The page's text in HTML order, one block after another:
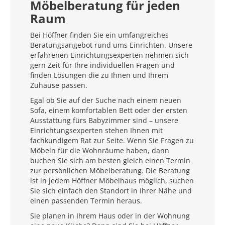
Möbelberatung für jeden
Raum
Bei Höffner finden Sie ein umfangreiches
Beratungsangebot rund ums Einrichten. Unsere
erfahrenen Einrichtungsexperten nehmen sich
gern Zeit für Ihre individuellen Fragen und
finden Lösungen die zu Ihnen und Ihrem
Zuhause passen.
Egal ob Sie auf der Suche nach einem neuen
Sofa, einem komfortablen Bett oder der ersten
Ausstattung fürs Babyzimmer sind – unsere
Einrichtungsexperten stehen Ihnen mit
fachkundigem Rat zur Seite. Wenn Sie Fragen zu
Möbeln für die Wohnräume haben, dann
buchen Sie sich am besten gleich einen Termin
zur persönlichen Möbelberatung. Die Beratung
ist in jedem Höffner Möbelhaus möglich, suchen
Sie sich einfach den Standort in Ihrer Nähe und
einen passenden Termin heraus.
Sie planen in Ihrem Haus oder in der Wohnung